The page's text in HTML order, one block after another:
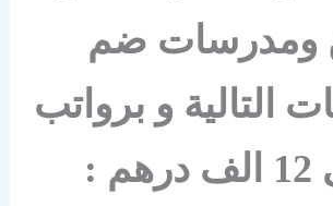
ومدرسات ضم
التالية و برواتب
: